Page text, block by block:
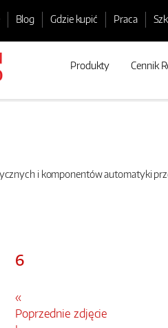
Blog Gdzie kupić Praca
Produkty Cennik
i komponentów automatyki
6
«
Poprzednie zdjęcie